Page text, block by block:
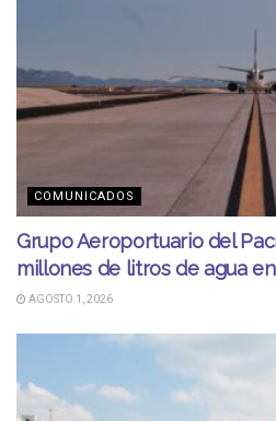
COMUNICADOS
Grupo Aeroportuario del
millones de litros de agua
AGOSTO 1, 2026